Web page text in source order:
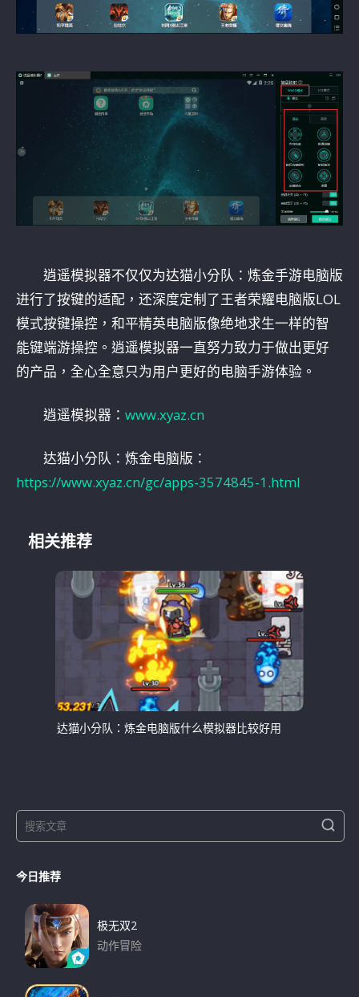
逍遥模拟器不仅仅为达猫小分队：炼金手游电脑版
进行了按键的适配，还深度定制了王者荣耀电脑版LOL
模式按键操控，和平精英电脑版像绝地求生一样的智
能键端游操控。逍遥模拟器一直努力致力于做出更好
的产品，全心全意只为用户更好的电脑手游体验。
逍遥模拟器： www.xyaz.cn
达猫小分队：炼金电脑版：
https://www.xyaz.cn/gc/apps-3574845-1.html
相关推荐
达猫小分队：炼金电脑版什么模拟器比较好用
e
r
S
e
今日推荐
极无双2
动作冒险